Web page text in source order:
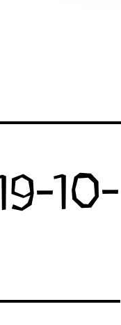
10-